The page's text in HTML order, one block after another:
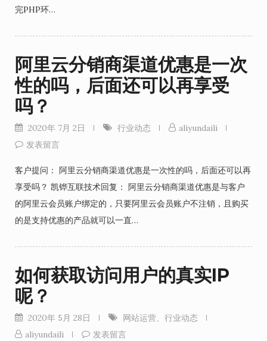
完PHP环…
阿里云分销商渠道优惠是一次
性的吗，后面还可以再享受
吗？
2020年 7月 2日 行业动态
aliyundaili
发表留言
客户提问： 阿里云分销商渠道优惠是一次性的吗，后面还可以再
享受吗？ 凯铧互联技术回复： 阿里云分销商渠道优惠是与客户
的阿里云会员账户绑定的，只要阿里云会员账户不注销，且购买
的是支持优惠的产品就可以一直…
如何获取访问用户的真实IP
呢？
2020年 5月 28日 网站运营、 行业动态
aliyundaili
发表留言